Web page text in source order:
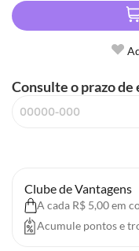
Consulte o prazo de
Clube de Vantagens
A cada R$ 5,00 em
Acumule pontos e